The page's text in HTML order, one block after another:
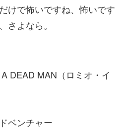
けで怖いですね、怖いです
さよなら。
DEAD MAN（ロミオ・イ
ベンチャー